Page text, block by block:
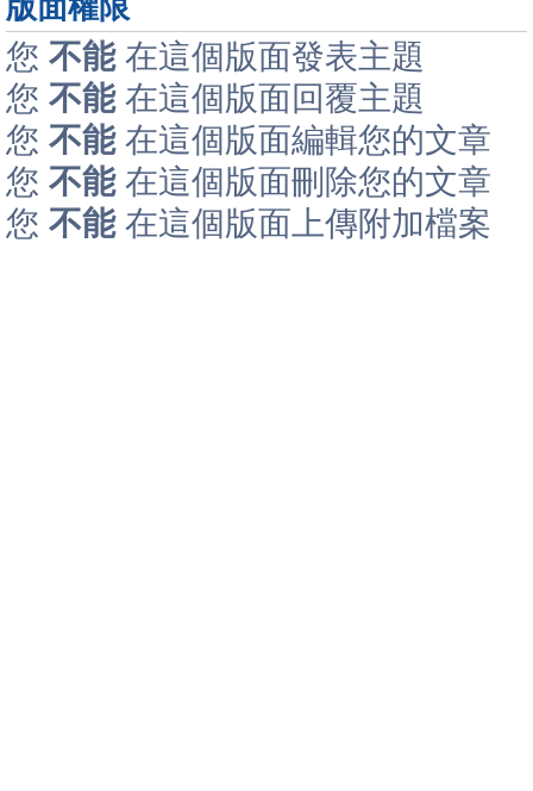
版面權限
您 不能在這個版面發表主題
您 不能在這個版面回覆主題
您 不能在這個版面編輯您的文章
您 不能在這個版面刪除您的文章
您 不能在這個版面上傳附加檔案